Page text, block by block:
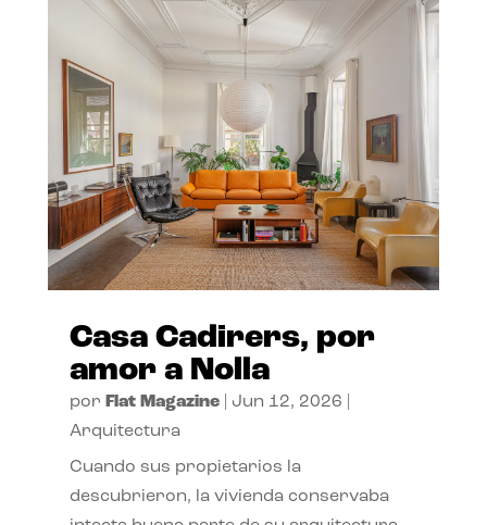
Casa Cadirers, por
amor a Nolla
por Flat Magazine| Jun 12, 2026
Arquitectura
Cuando sus propietarios la
descubrieron, la vivienda conservaba